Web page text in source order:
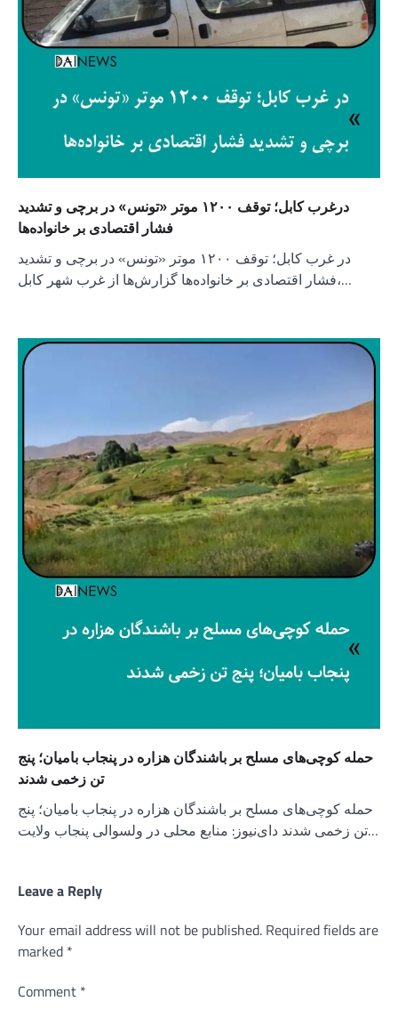
درغرب کابل؛ توقف ۱۲۰۰ موتر «تونس» در برچی و تشدید
فشار اقتصادی بر خانواده‌ها
در غرب کابل؛ توقف ۱۲۰۰ موتر «تونس» در برچی و تشدید
فشار اقتصادی بر خانواده‌ها گزارش‌ها از غرب شهر کابل،…
حمله کوچی‌های مسلح بر باشندگان هزاره در پنجاب بامیان؛ پنج
تن زخمی شدند
حمله کوچی‌های مسلح بر باشندگان هزاره در پنجاب بامیان؛ پنج
تن زخمی شدند دای‌نیوز: منابع محلی در ولسوالی پنجاب ولایت…
Leave a Reply
Your email address will not be published. Required fields are
marked *
Comment *